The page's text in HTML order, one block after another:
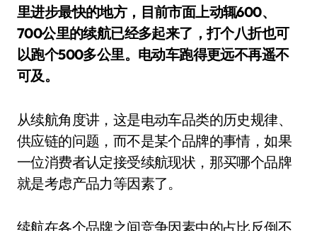
里进步最快的地方，目前市面上动辄600、
700公里的续航已经多起来了，打个八折也可
以跑个500多公里。电动车跑得更远不再遥不
可及。
从续航角度讲，这是电动车品类的历史规律、
供应链的问题，而不是某个品牌的事情，如果
一位消费者认定接受续航现状，那买哪个品牌
就是考虑产品力等因素了。
续航在各个品牌之间竞争因素中的占比反倒不